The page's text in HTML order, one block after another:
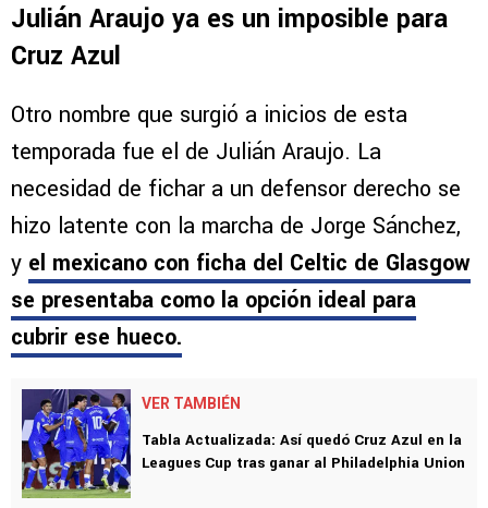
Julián Araujo ya es un imposible para
Cruz Azul
Otro nombre que surgió a inicios de esta
temporada fue el de Julián Araujo. La
necesidad de fichar a un defensor derecho se
hizo latente con la marcha de Jorge Sánchez,
y el mexicano con ficha del Celtic de Glasgow
se presentaba como la opción ideal para
cubrir ese hueco.
VER TAMBIÉN
Tabla Actualizada: Así quedó Cruz Azul en la
Leagues Cup tras ganar al Philadelphia Union